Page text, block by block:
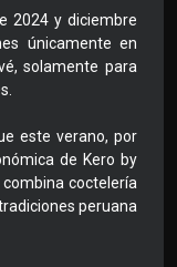
2024 y diciembre
únicamente en
solamente para
este verano, por
de Kero by
combina coctelería
peruana